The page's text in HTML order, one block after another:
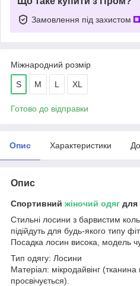
Замовлення під захистом
Міжнародний розмір
S M L XL
Готово до відправки
Опис Характеристики
Опис
Спортивний жіночий одяг для
Стильні лосини з барвистим
підійдуть для будь-якого типу
Посадка лосин висока, модель
Тип одягу: Лосини
Maтеріал: мікродайвінг
просвічується).